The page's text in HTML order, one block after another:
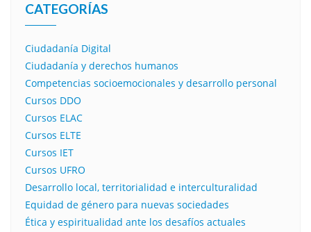
CATEGORÍAS
Ciudadanía Digital
Ciudadanía y derechos humanos
Competencias socioemocionales y desarrollo personal
Cursos DDO
Cursos ELAC
Cursos ELTE
Cursos IET
Cursos UFRO
Desarrollo local, territorialidad e interculturalidad
Equidad de género para nuevas sociedades
Ética y espiritualidad ante los desafíos actuales